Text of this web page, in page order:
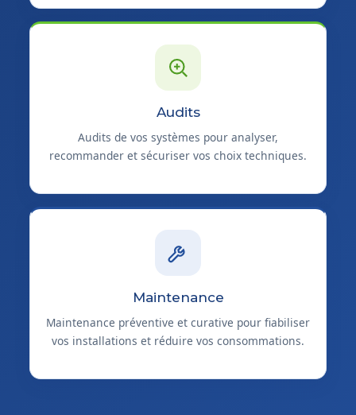
Audits
Audits de vos systèmes pour analyser,
recommander et sécuriser vos choix techniques.
Maintenance
Maintenance préventive et curative pour fiabiliser
vos installations et réduire vos consommations.